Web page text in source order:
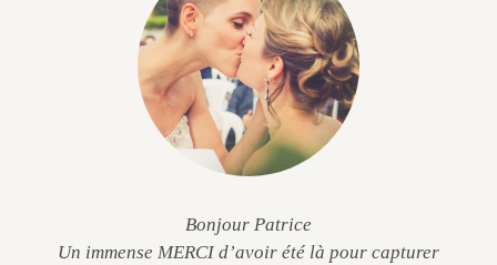
Bonjour Patrice
Un immense MERCI d’avoir été là pour capturer